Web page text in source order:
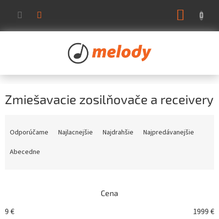
obsah
Zmiešavacie zosilňovače a receivery
o
Odporúčame Najlacnejšie Najdrahšie
Najpredávanejšie
Abecedne
Cena
9€ 1999€